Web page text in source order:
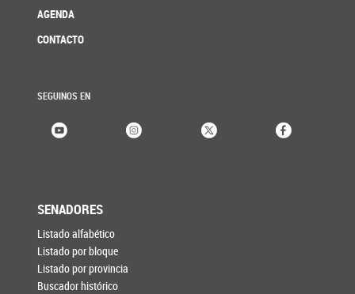
AGENDA
CONTACTO
SEGUINOS EN
SENADORES
Listado alfabético
Listado por bloque
Listado por provincia
Buscador histórico